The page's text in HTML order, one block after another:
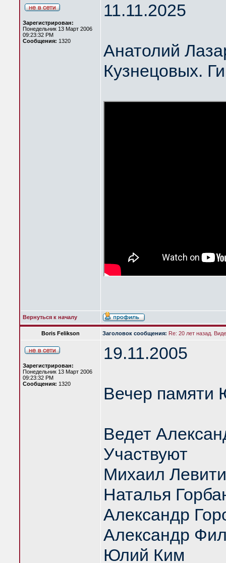
Зарегистрирован:
Понедельник 13 Март 2006
09:23:32 PM
Сообщения: 1320
11.11.2025
Анатолий
Кузнецовых.
Вернуться к началу
Boris Felikson Заголовок сообщения: Re: 20 лет назад.
Зарегистрирован:
Понедельник 13 Март 2006
09:23:32 PM
Сообщения: 1320
19.11.2005
Вечер памяти
Ведет
Участвуют
Михаил
Наталья
Александр
Александр
Юлий Ким